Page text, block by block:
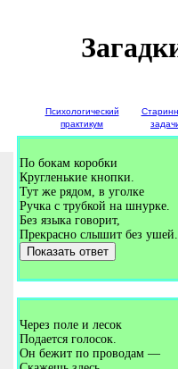
Психологический
практикум
По бокам коробки
Кругленькие кнопки.
Тут же рядом, в уголке
Ручка с трубкой на шнурке.
Без языка говорит,
Прекрасно слышит без ушей.
Показать ответ
Через поле и лесок
Подается голосок.
Он бежит по проводам —